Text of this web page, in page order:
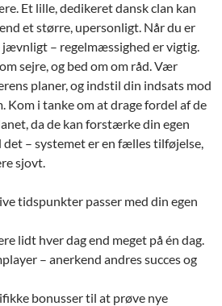
Et lille, dedikeret dansk clan kan
et større, upersonligt. Når du er
jævnligt – regelmæssighed er vigtig.
sejre, og bed om om råd. Vær
planer, og indstil din indsats mod
Kom i tanke om at drage fordel af de
da de kan forstærke din egen
– systemet er en fælles tilføjelse,
sjovt.
tidspunkter passer med din egen
lidt hver dag end meget på én dag.
– anerkend andres succes og
bonusser til at prøve nye